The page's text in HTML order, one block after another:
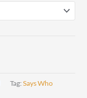
Tag: Says Who